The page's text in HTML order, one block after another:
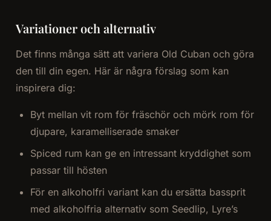
Variationer och alternativ
Det finns många sätt att variera Old Cuban och göra
den till din egen. Här är några förslag som kan
inspirera dig:
Byt mellan vit rom för fräschör och mörk rom för
djupare, karamelliserade smaker
Spiced rum kan ge en intressant kryddighet som
passar till hösten
För en alkoholfri variant kan du ersätta bassprit
med alkoholfria alternativ som Seedlip, Lyre’s